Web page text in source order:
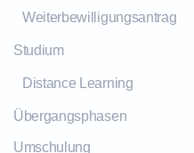
Weiterbewilligungsantrag
Studium
Distance Learning
Übergangsphasen
Umschulung